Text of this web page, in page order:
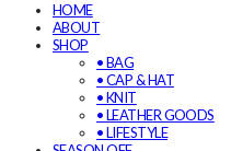
HOME
ABOUT
SHOP
• BAG
• CAP & HAT
• KNIT
• LEATHER GOODS
• LIFESTYLE